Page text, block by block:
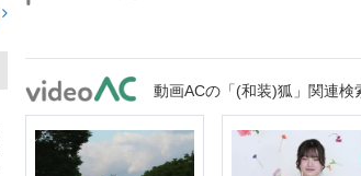
動画ACの「(和装)狐」関連検